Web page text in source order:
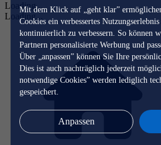
Mit dem Klick auf „geht klar”
Cookies ein verbessertes
kontinuierlich zu verbessern. So können
Partnern personalisierte Werbung und
Über „anpassen” können Sie Ihre
Dies ist auch nachträglich jederzeit
notwendige Cookies” werden lediglich
gespeichert.
Anpassen
Loading...
Loading...